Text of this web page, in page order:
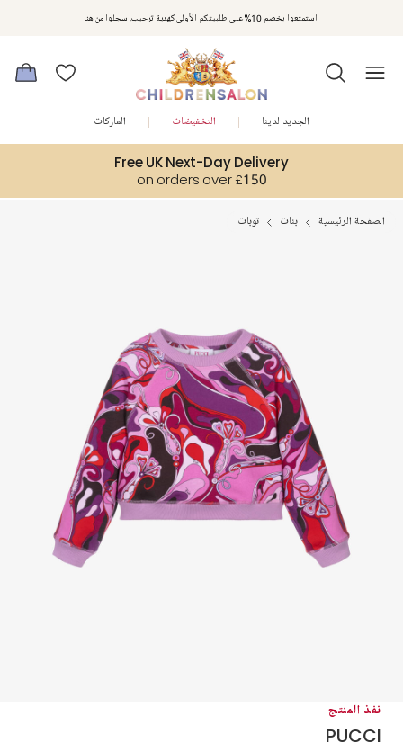
استمتعوا بخصم 10% على طلبيتكم الأولى كهدية ترحيب. سجلوا من هنا
Free UK Next-Day Delivery
on orders over £150
الجديد لدينا التخفيضات الماركات
الصفحة الرئيسية بنات توبات
نفذ المنتج
PUCCI